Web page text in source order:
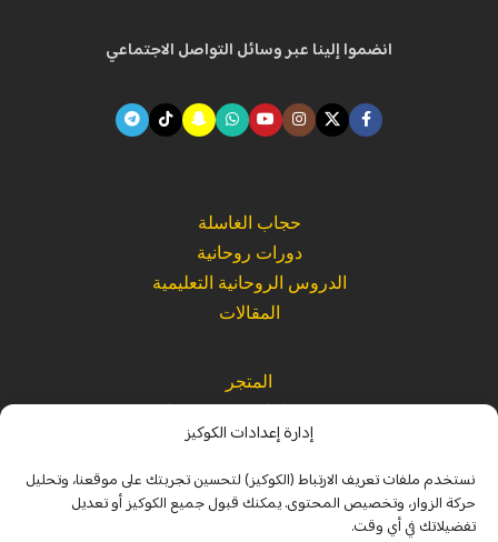
إدارة إعدادات الكوكيز
نستخدم ملفات تعريف الارتباط (الكوكيز) لتحسين تجربتك على موقعنا، وتحليل
حركة الزوار، وتخصيص المحتوى. يمكنك قبول جميع الكوكيز أو تعديل
تفضيلاتك في أي وقت.
انضموا إلينا عبر وسائل التواصل الاجتماعي
حجاب الغاسلة
دورات روحانية
الدروس الروحانية التعليمية
المقالات
المتجر
القراءات الصوتية الروحانية
الرئيسية